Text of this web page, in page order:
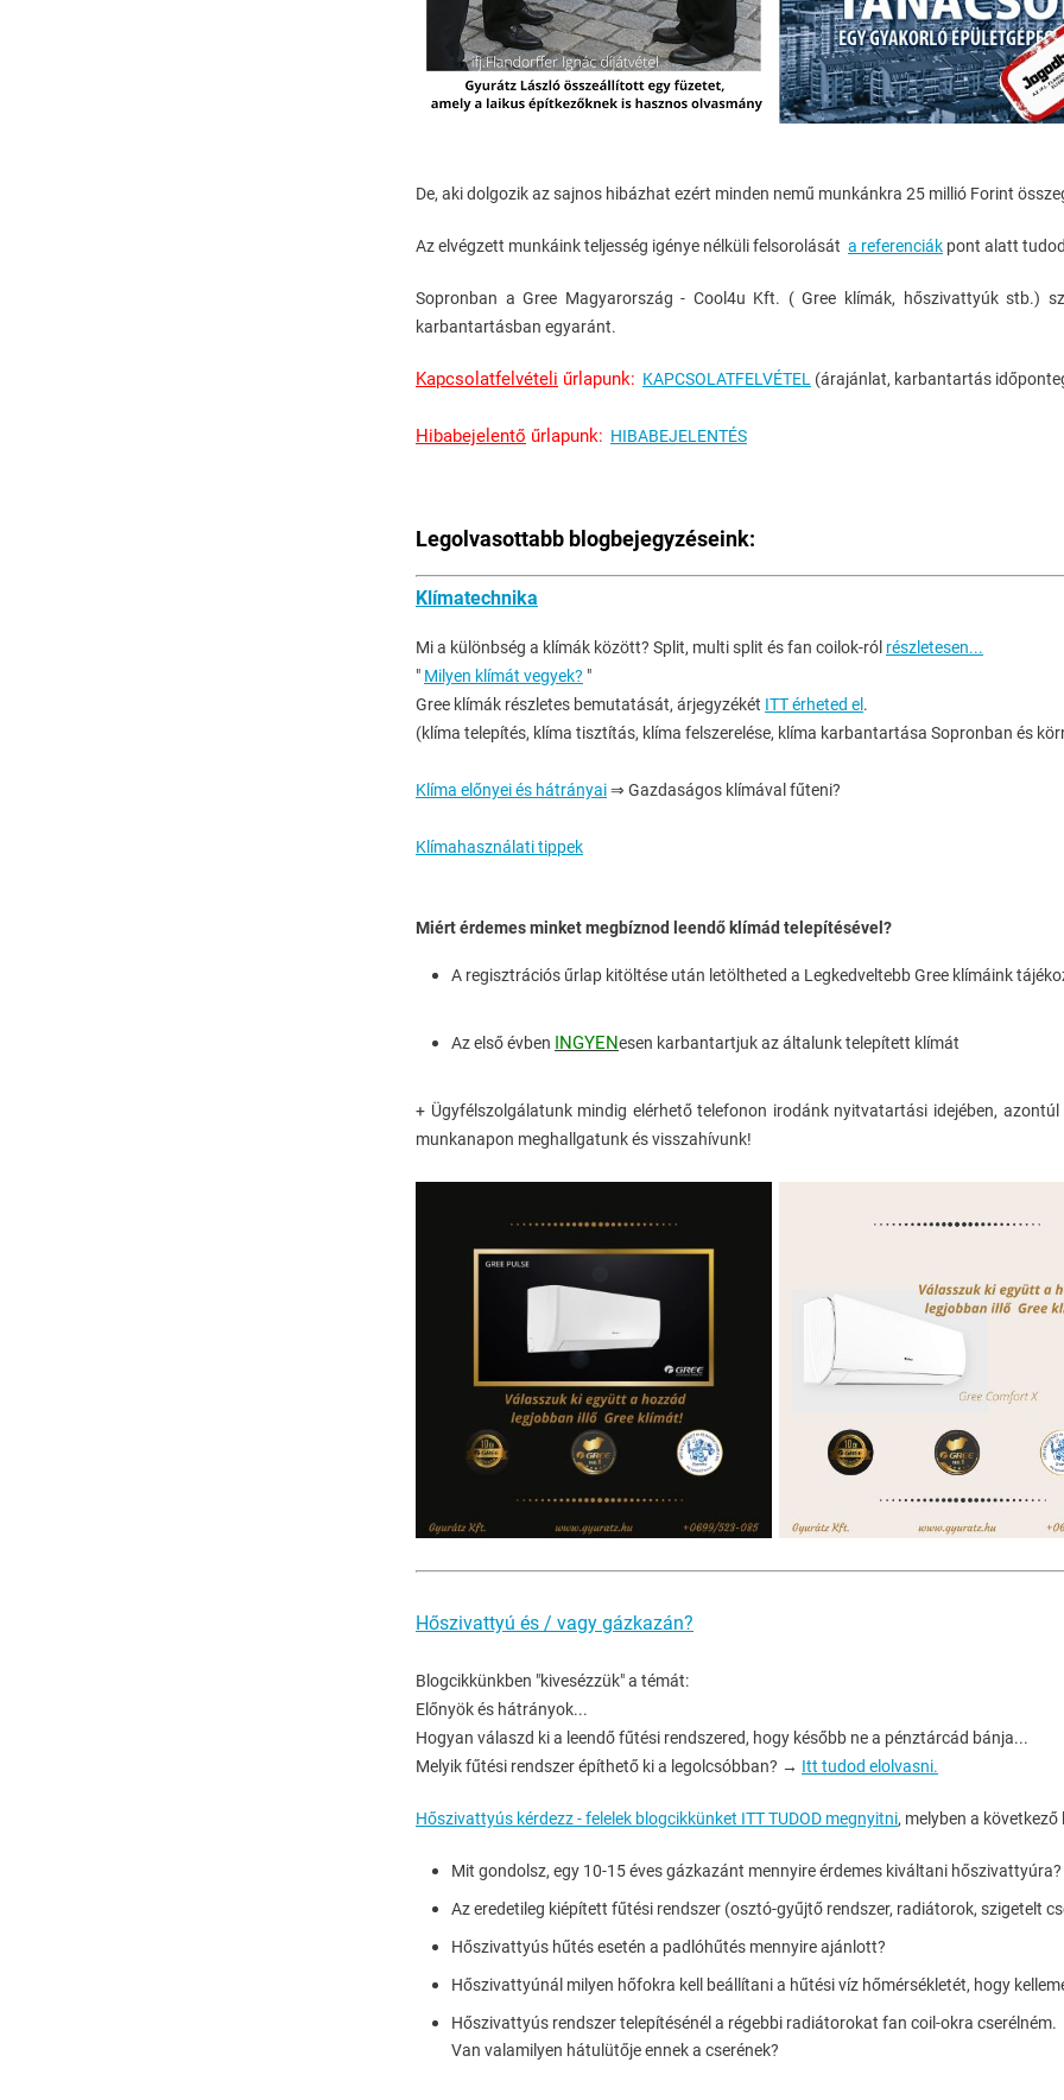
De, aki dolgozik az sajnos hibázhat ezért minden nemű munkánkra 25 millió Forint
Az elvégzett munkáink teljesség igénye nélküli felsorolását a referenciák pont alatt
Sopronban a Gree Magyarország - Cool4u Kft. ( Gree klímák, hőszivattyúk stb.)
karbantartásban egyaránt.
Kapcsolatfelvételi űrlapunk: KAPCSOLATFELVÉTEL (árajánlat, karbantartás
Hibabejelentő űrlapunk: HIBABEJELENTÉS
Legolvasottabb blogbejegyzéseink:
Klímatechnika
Mi a különbség a klímák között? Split, multi split és fan coilok-ról részletesen...
" Milyen klímát vegyek? "
Gree klímák részletes bemutatását, árjegyzékét ITT érheted el.
(klíma telepítés, klíma tisztítás, klíma felszerelése, klíma karbantartása Sopronban és
Klíma előnyei és hátrányai⇒ Gazdaságos klímával fűteni?
Klímahasználati tippek
Miért érdemes minket megbíznod leendő klímád telepítésével?
A regisztrációs űrlap kitöltése után letöltheted a Legkedveltebb Gree klímáink
Az első évben INGYENesen karbantartjuk az általunk telepített klímát
+ Ügyfélszolgálatunk mindig elérhető telefonon irodánk nyitvatartási idejében,
munkanapon meghallgatunk és visszahívunk!
Hőszivattyú és / vagy gázkazán?
Blogcikkünkben "kivesézzük" a témát:
Előnyök és hátrányok...
Hogyan válaszd ki a leendő fűtési rendszered, hogy később ne a pénztárcád bánja...
Melyik fűtési rendszer építhető ki a legolcsóbban? → Itt tudod elolvasni.
Hőszivattyús kérdezz - felelek blogcikkünket ITT TUDOD megnyitni, melyben a
Mit gondolsz, egy 10-15 éves gázkazánt mennyire érdemes kiváltani hőszivattyúra?
Az eredetileg kiépített fűtési rendszer (osztó-gyűjtő rendszer, radiátorok, szigetelt
Hőszivattyús hűtés esetén a padlóhűtés mennyire ajánlott?
Hőszivattyúnál milyen hőfokra kell beállítani a hűtési víz hőmérsékletét, hogy
Hőszivattyús rendszer telepítésénél a régebbi radiátorokat fan coil-okra cserélném.
Van valamilyen hátulütője ennek a cserének?